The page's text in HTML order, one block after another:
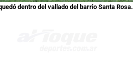
dentro del vallado del barrio Santa Rosa.